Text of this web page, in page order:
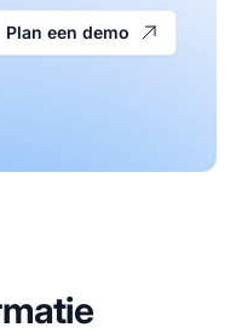
Plan een demo